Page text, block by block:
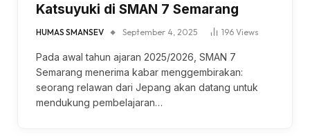
Katsuyuki di SMAN 7 Semarang
HUMAS SMANSEV September 4, 2025 196 Views
Pada awal tahun ajaran 2025/2026, SMAN 7
Semarang menerima kabar menggembirakan:
seorang relawan dari Jepang akan datang untuk
mendukung pembelajaran…